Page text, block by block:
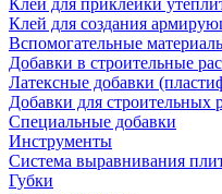
Клей для приклейки
Клей для создания
Вспомогательные
Добавки в строительные
Латексные добавки
Добавки для строительных
Специальные добавки
Инструменты
Система выравнивания
Губки